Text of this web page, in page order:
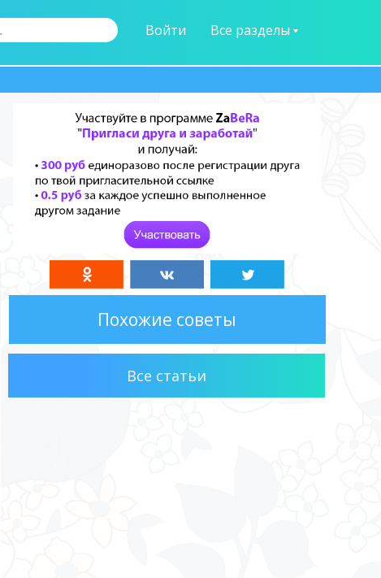
Войти Все разделы
Похожие советы
Все статьи